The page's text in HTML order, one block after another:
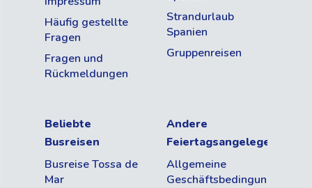
Häufig gestellte
Fragen
Fragen und
Rückmeldungen
Strandurlaub
Spanien
Gruppenreisen
Beliebte
Busreisen
Busreise Tossa de
Mar
Andere
Feiertagsangelegenheiten
Allgemeine
Geschäftsbedingungen